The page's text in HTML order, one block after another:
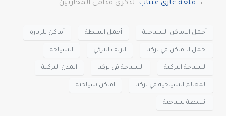
قلعة غازي عنتاب: لذكرى قدامى المحاربين
أجمل الاماكن السياحية أجمل انشطة أماكن للزيارة
اجمل الاماكن في تركيا الريف التركي السياحة
السياحة التركية السياحة في تركيا المدن التركية
المعالم السياحية في تركيا اماكن سياحية
انشطة سياحية